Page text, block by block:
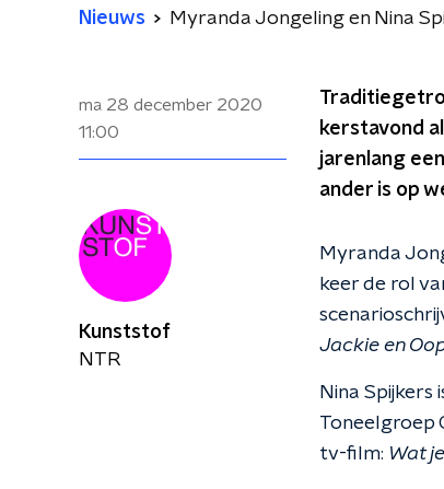
Nieuws Myranda Jongeling en Nina
ma 28 december 2020
11:00
kerstavond
jarenlang
ander is op
Myranda
keer de rol
Jackie en
Nina
Toneelgroep
tv-film: Wat
Kunststof
NTR